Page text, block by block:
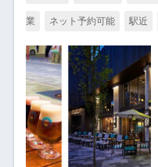
業 ネット予約可能 駅近